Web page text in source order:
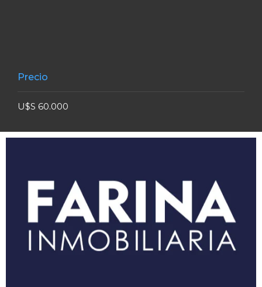
Precio
U$S 60.000